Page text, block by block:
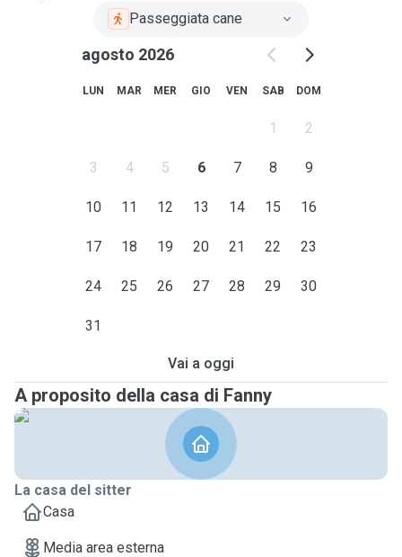
Passeggiata cane
agosto 2026
LUN MAR MER GIO VEN SAB DOM
1 2
3 4 5 6 7 8 9
10 11 12 13 14 15 16
17 18 19 20 21 22 23
24 25 26 27 28 29 30
31
Vai a oggi
A proposito della casa di Fanny
La casa del sitter
Casa
Media area esterna